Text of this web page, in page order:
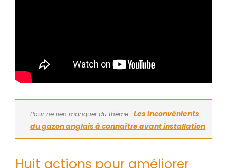
Pour ne rien manquer du thème : Les inconvénients
du gazon anglais à connaître avant installation
Huit actions pour améliorer